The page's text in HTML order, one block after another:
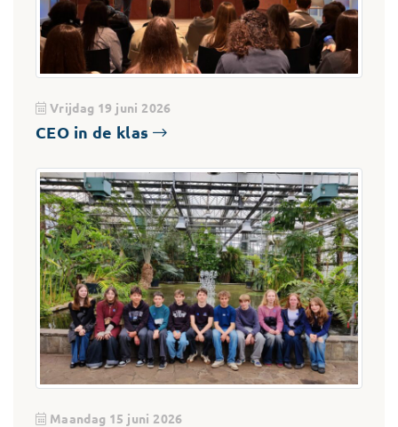
Vrijdag 19 juni 2026
CEO in de klas
Maandag 15 juni 2026